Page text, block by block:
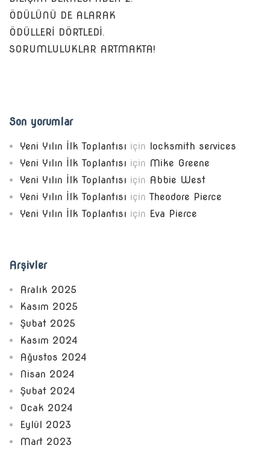
ÖDÜLÜNÜ DE ALARAK
ÖDÜLLERİ DÖRTLEDİ.
SORUMLULUKLAR ARTMAKTA!
Son yorumlar
Yeni Yılın İlk Toplantısı için locksmith services
Yeni Yılın İlk Toplantısı için Mike Greene
Yeni Yılın İlk Toplantısı için Abbie West
Yeni Yılın İlk Toplantısı içinTheodore Pierce
Yeni Yılın İlk Toplantısı için Eva Pierce
Arşivler
Aralık 2025
Kasım 2025
Şubat 2025
Kasım 2024
Ağustos 2024
Nisan 2024
Şubat 2024
Ocak 2024
Eylül 2023
Mart 2023